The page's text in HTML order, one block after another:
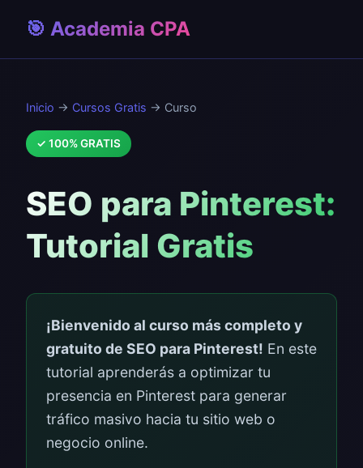
🎯 Academia CPA
Inicio → Cursos Gratis → Curso
✓ 100% GRATIS
SEO para Pinterest:
Tutorial Gratis
¡Bienvenido al curso más completo y
gratuito de SEO para Pinterest! En este
tutorial aprenderás a optimizar tu
presencia en Pinterest para generar
tráfico masivo hacia tu sitio web o
negocio online.